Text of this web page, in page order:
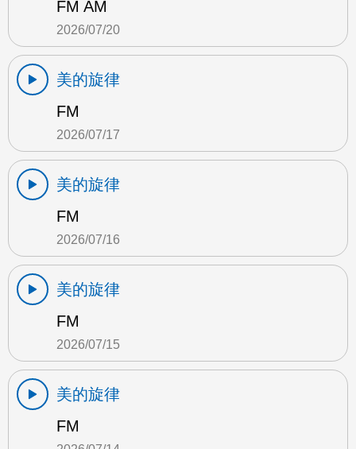
FM AM
2026/07/20
美的旋律
FM
2026/07/17
美的旋律
FM
2026/07/16
美的旋律
FM
2026/07/15
美的旋律
FM